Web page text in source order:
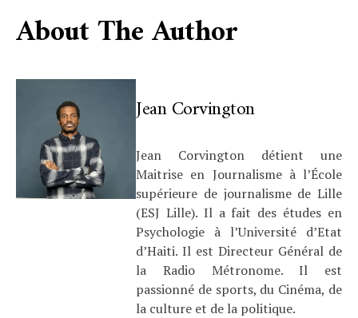
About The Author
Jean Corvington
Jean Corvington détient une
Maitrise en Journalisme à l’École
supérieure de journalisme de Lille
(ESJ Lille). Il a fait des études en
Psychologie à l’Université d’Etat
d’Haiti. Il est Directeur Général de
la Radio Métronome. Il est
passionné de sports, du Cinéma, de
la culture et de la politique.